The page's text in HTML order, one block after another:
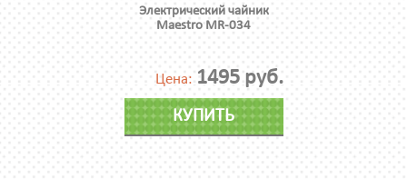
Электрический чайник
Maestro MR-034
Цена: 1495 руб.
КУПИТЬ